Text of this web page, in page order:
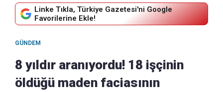
Linke Tıkla, Türkiye Gazetesi'ni Google
Favorilerine Ekle!
GÜNDEM
8 yıldır aranıyordu! 18 işçinin
öldüğü maden faciasının